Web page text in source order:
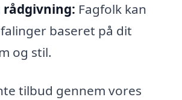
rådgivning: Fagfolk kan
baseret på dit
og stil.
tilbud gennem vores